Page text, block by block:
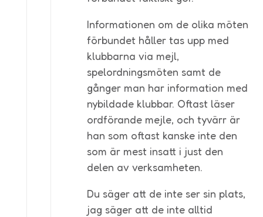
Informationen om de olika möten
förbundet håller tas upp med
klubbarna via mejl,
spelordningsmöten samt de
gånger man har information med
nybildade klubbar. Oftast läser
ordförande mejle, och tyvärr är
han som oftast kanske inte den
som är mest insatt i just den
delen av verksamheten.
Du säger att de inte ser sin plats,
jag säger att de inte alltid